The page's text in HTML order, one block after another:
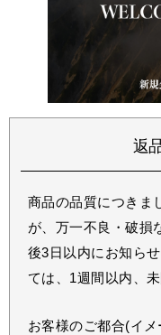
返
商品の品質につきま
が、万一不良・破損
後3日以内にお知ら
ては、1週間以内、
お客様のご都合(イ